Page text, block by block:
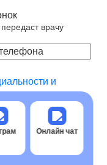
врачу
и
и родственников,
шаги оказания
Онлайн чат